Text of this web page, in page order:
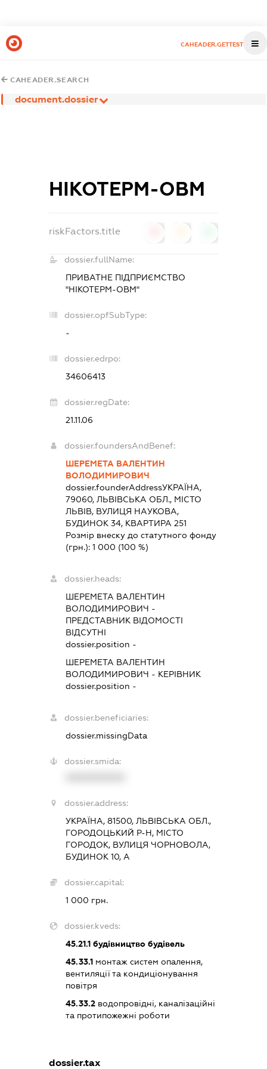
CAHEADER.GETTEST
CAHEADER.SEARCH
document.dossier
НІКОТЕРМ-ОВМ
riskFactors.title
dossier.fullName:
ПРИВАТНЕ ПІДПРИЄМСТВО
"НІКОТЕРМ-ОВМ"
dossier.opfSubType:
-
dossier.edrpo:
34606413
dossier.regDate:
21.11.06
dossier.foundersAndBenef:
ШЕРЕМЕТА ВАЛЕНТИН
ВОЛОДИМИРОВИЧ
dossier.founderAddressУКРАЇНА,
79060, ЛЬВІВСЬКА ОБЛ., МІСТО
ЛЬВІВ, ВУЛИЦЯ НАУКОВА,
БУДИНОК 34, КВАРТИРА 251
Розмір внеску до статутного фонду
(грн.): 1 000 (100 %)
dossier.heads:
ШЕРЕМЕТА ВАЛЕНТИН
ВОЛОДИМИРОВИЧ -
ПРЕДСТАВНИКВІДОМОСТІ
ВІДСУТНІ
dossier.position -
ШЕРЕМЕТА ВАЛЕНТИН
ВОЛОДИМИРОВИЧ - КЕРІВНИК
dossier.position -
dossier.beneficiaries:
dossier.missingData
dossier.smida:
dossier.address:
УКРАЇНА, 81500, ЛЬВІВСЬКА ОБЛ.,
ГОРОДОЦЬКИЙ Р-Н, МІСТО
ГОРОДОК, ВУЛИЦЯ ЧОРНОВОЛА,
БУДИНОК 10, А
dossier.capital:
1 000 грн.
dossier.kveds:
45.21.1будівництво будівель
45.33.1монтаж систем опалення,
вентиляції та кондиціонування
повітря
45.33.2водопровідні, каналізаційні
та протипожежні роботи
dossier.tax